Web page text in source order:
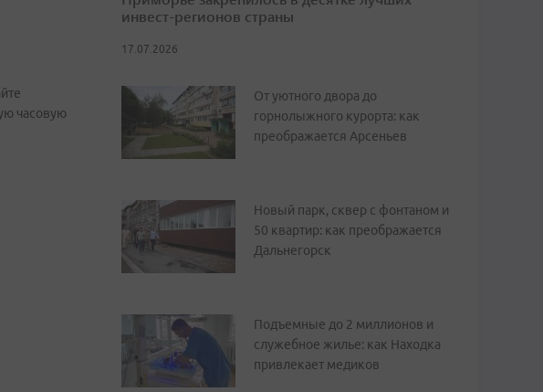
часовую
инвест-регионов страны
17.07.2026
От уютного двора до
горнолыжного курорта: как
преображается Арсеньев
Новый парк, сквер с фонтаном и
50 квартир: как преображается
Дальнегорск
Подъемные до 2 миллионов и
служебное жилье: как Находка
привлекает медиков